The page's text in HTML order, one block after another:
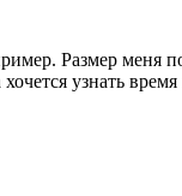
Размер меня
узнать